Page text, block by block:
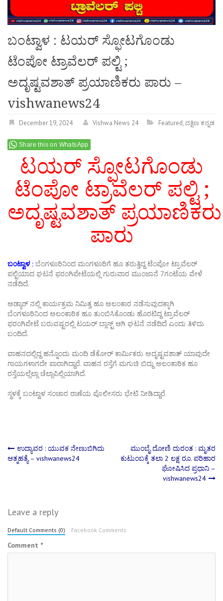
ಬಂಟ್ವಾಳ : ಟಯರ್ ಸ್ಫೋಟಗೊಂಡು
ಟೆಂಪೋ ಟ್ರಾವೆಲರ್ ಪಲ್ಟಿ ;
ಅದೃಷ್ಟವಶಾತ್ ಪ್ರಯಾಣಿಕರು ಪಾರು –
vishwanews24
December 19, 2024 Vishwa News 24 Featured,ದಕ್ಷಿಣ ಕನ್ನಡ
Share this on WhatsApp
ಟಯರ್ ಸ್ಫೋಟಗೊಂಡು
ಟೆಂಪೋ ಟ್ರಾವೆಲರ್ ಪಲ್ಟಿ ;
ಅದೃಷ್ಟವಶಾತ್ ಪ್ರಯಾಣಿಕರು
ಪಾರು
ಬಂಟ್ವಾಳ : ಬೆಂಗಳೂರಿನಿಂದ ಮಂಗಳೂರಿಗೆ ಹೂ ತರುತ್ತಿದ್ದ ಟೆಂಪೋ ಟ್ರಾವೆಲರ್
ಪಲ್ಟಿಯಾದ ಘಟನೆ ಫರಂಗಿಪೇಟೆಯಲ್ಲಿ ಗುರುವಾರ ಮುಂಜಾನೆ 7ಗಂಟೆಯ ವೇಳೆ
ನಡೆದಿದೆ.
ಅಡ್ಯಾರ್ ನಲ್ಲಿ ಕಾರ್ಯಕ್ರಮ ನಿಮಿತ್ತ ಹೂ ಅಲಂಕಾರ ನಡೆಸುವುದಕ್ಕಾಗಿ
ಬೆಂಗಳೂರಿನಿಂದ ಅಲಂಕಾರಿಕ ಹೂ ತುಂಬಿಸಿಕೊಂಡು ಹೊರಟಿದ್ದ ಟ್ರಾವೆಲರ್
ಫರಂಗಿಪೇಟೆ ಬರುವಷ್ಟರಲ್ಲಿ ಟಯರ್ ಬ್ಲಾಸ್ಟ್ ಆಗಿ ಘಟನೆ ನಡೆದಿದೆ ಎಂದು ತಿಳಿದು
ಬಂದಿದೆ.
ವಾಹನದಲ್ಲಿದ್ದ ಹನ್ನೊಂದು ಮಂದಿ ಡೆಕೋರ್ ಕಾರ್ಮಿಕರು ಅದೃಷ್ಟವಶಾತ್ ಯಾವುದೇ
ಗಾಯಗಳಾಗದೇ ಪಾರಾಗಿದ್ದಾರೆ. ವಾಹನ ರಸ್ತೆಗೆ ಮಗುಚಿ ಬಿದ್ದು ಅಲಂಕಾರಿಕ ಹೂ
ರಸ್ತೆಯಲ್ಲೆಲ್ಲಾ ಚೆಲ್ಲಾಪಿಲ್ಲಿಯಾಗಿದೆ.
ಸ್ಥಳಕ್ಕೆ ಬಂಟ್ವಾಳ ಸಂಚಾರ ಠಾಣೆಯ ಪೊಲೀಸರು ಭೇಟಿ ನೀಡಿದ್ದಾರೆ.
Post
ಉದ್ಯಾವರ : ಯುವಕ ನೇಣುಬಿಗಿದು
ಆತ್ಮಹತ್ಯೆ – vishwanews24
ಮುಂಬೈ ದೋಣಿ ದುರಂತ : ಮೃತರ
ಕುಟುಂಬಕ್ಕೆ ತಲಾ 2 ಲಕ್ಷ ರೂ. ಪರಿಹಾರ
ಘೋಷಿಸಿದ ಪ್ರಧಾನಿ –
vishwanews24
Leave a reply
Default Comments (0) Facebook Comments
Comment *